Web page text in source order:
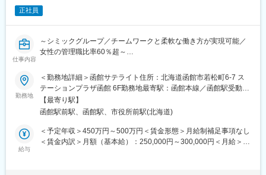
業務を引継ぎながらOJT担当者とともに医療機関へ同行するな
ど、徐々に業務を身に着けていきます。確認テストやチェックシ
てるようになります。なお、その後も定期的に中途入社者に対し
てフォローを行う体制が整っています。
・チームワーク：通常は1人で業務にあたることが多いですが、困
ったときや先輩や上司がサポートしてくれるため、安心して進め
られます。また、家族の急な体調不良や突発休の場合にも周囲が
代理対応をしてくれる風土があり、チームワークが強みです。
した。管理職における女性比率も63.6%と、ライフイベントの多
い女性も活躍しやすい環境です。正社員の場合、転勤可能性はあ
正社員
仕事内容
～シミックグループ／チームワークと柔軟な働き方が実現可能／
女性の管理職比率60％超～
や私たちのQOLを向上させるべく、新しい治療法を開発する必要
があります。今回はそのための治験を実施する際の患者さんおよ
び医療機関のサポートを担う治験コーディネーター（通称CRC）
を募集しています。
・治験被験者である患者さんへの内容説明補助、ケア／相談
・治験担当医師の補助
・検査／投薬スケジュール調整、治験データの管理 など
※職場は基本的に委託されている医療機関であるため、自宅からの
勤務地
＜勤務地詳細＞函館サテライト住所：北海道函館市若松町6-7 ス
テーションプラザ函館 6F勤務地最寄駅：函館本線／函館駅受動喫
煙対策：屋内全面禁煙変更の範囲：会社の定める事業所
【最寄り駅】
函館駅前駅、函館駅、市役所前駅(北海道)
給与
＜予定年収＞450万円～500万円＜賃金形態＞月給制補足事項なし
＜賃金内訳＞月額（基本給）：250,000円～300,000円＜月給＞